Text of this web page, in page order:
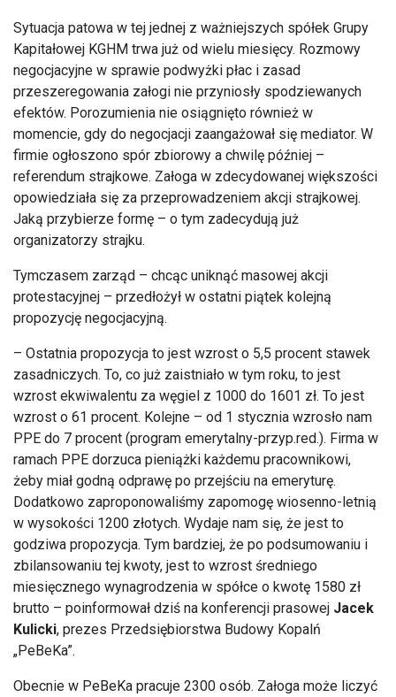
Sytuacja patowa w tej jednej z ważniejszych spółek Grupy
Kapitałowej KGHM trwa już od wielu miesięcy. Rozmowy
negocjacyjne w sprawie podwyżki płac i zasad
przeszeregowania załogi nie przyniosły spodziewanych
efektów. Porozumienia nie osiągnięto również w
momencie, gdy do negocjacji zaangażował się mediator. W
firmie ogłoszono spór zbiorowy a chwilę później –
referendum strajkowe. Załoga w zdecydowanej większości
opowiedziała się za przeprowadzeniem akcji strajkowej.
Jaką przybierze formę – o tym zadecydują już
organizatorzy strajku.
Tymczasem zarząd – chcąc uniknąć masowej akcji
protestacyjnej – przedłożył w ostatni piątek kolejną
propozycję negocjacyjną.
– Ostatnia propozycja to jest wzrost o 5,5 procent stawek
zasadniczych. To, co już zaistniało w tym roku, to jest
wzrost ekwiwalentu za węgiel z 1000 do 1601 zł. To jest
wzrost o 61 procent. Kolejne – od 1 stycznia wzrosło nam
PPE do 7 procent (program emerytalny-przyp.red.). Firma w
ramach PPE dorzuca pieniążki każdemu pracownikowi,
żeby miał godną odprawę po przejściu na emeryturę.
Dodatkowo zaproponowaliśmy zapomogę wiosenno-letnią
w wysokości 1200 złotych. Wydaje nam się, że jest to
godziwa propozycja. Tym bardziej, że po podsumowaniu i
zbilansowaniu tej kwoty, jest to wzrost średniego
miesięcznego wynagrodzenia w spółce o kwotę 1580 zł
brutto – poinformował dziś na konferencji prasowej Jacek
Kulicki, prezes Przedsiębiorstwa Budowy Kopalń
„PeBeKa”.
Obecnie w PeBeKa pracuje 2300 osób. Załoga może liczyć